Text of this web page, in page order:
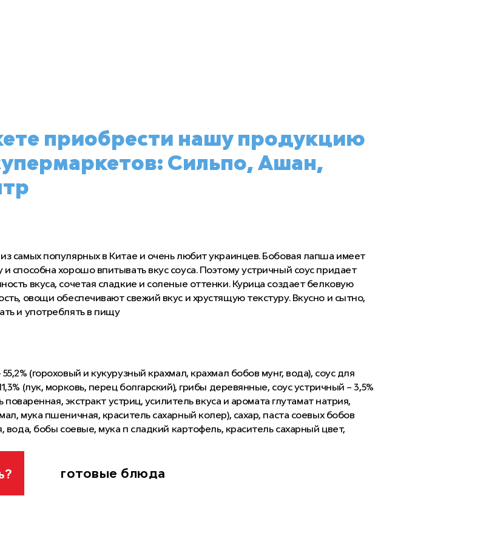
приобрести нашу продукцию
Сильпо, Ашан,
самых популярных в Китае и очень любит украинцев. Бобовая лапша имеет
способна хорошо впитывать вкус соуса. Поэтому устричный соус придает
вкуса, сочетая сладкие и соленые оттенки. Курица создает белковую
овощи обеспечивают свежий вкус и хрустящую текстуру. Вкусно и сытно,
и употреблять в пищу
(гороховый и кукурузный крахмал, крахмал бобов мунг, вода), соус для
(лук, морковь, перец болгарский), грибы деревянные, соус устричный – 3,5%
поваренная, экстракт устриц, усилитель вкуса и аромата глутамат натрия,
мука пшеничная, краситель сахарный колер), сахар, паста соевых бобов
вода, бобы соевые, мука п сладкий картофель, краситель сахарный цвет,
сироп, вода, соль поваренная, соевые бобы, мука пшеничная, сахар, крахмал
масло, загустители: мальтодекстрин, карагенан; краситель
готовые блюда